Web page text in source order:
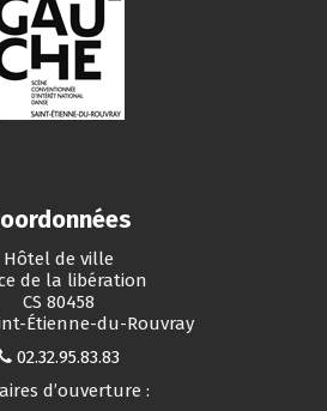
Hôtel de ville
de la libération
CS 80458
Étienne-du-Rouvray
02.32.95.83.83
d’ouverture :